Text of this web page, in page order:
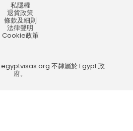
私隱權
退貨政策
條款及細則
法律聲明
Cookie政策
不隸屬於 Egypt 政
府。